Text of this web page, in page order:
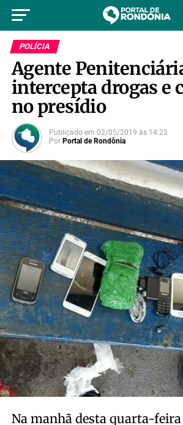
POLÍCIA
Agente
intercepta drogas e
no presídio
Publicado em 02/05/2019 às 14:23
Por Portal de Rondônia
Na manhã desta quarta-feira